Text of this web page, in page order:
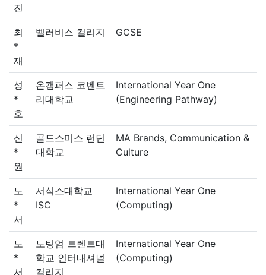
진
최
*
재
벨러비스 컬리지 GCSE
성
*
호
온캠퍼스 코벤트
리대학교
International Year One
(Engineering Pathway)
신
*
원
골드스미스 런던
대학교
MA Brands, Communication &
Culture
노
*
서
서식스대학교
ISC
International Year One
(Computing)
노
*
서
노팅엄 트렌트대
학교 인터내셔널
컬리지
International Year One
(Computing)